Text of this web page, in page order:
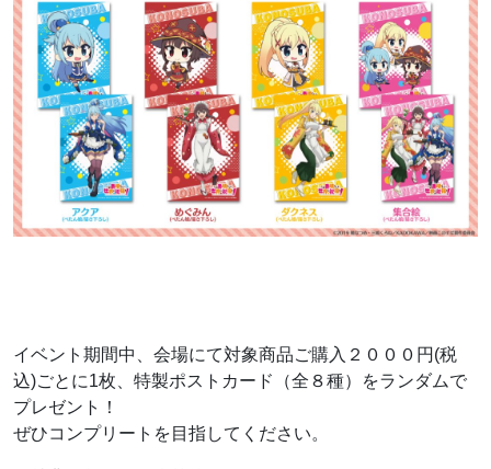
イベント期間中、会場にて対象商品ご購入２０００円(税
込)ごとに1枚、特製ポストカード（全８種）をランダムで
プレゼント！
ぜひコンプリートを目指してください。